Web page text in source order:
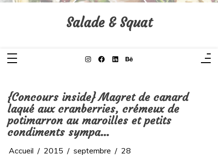
Aller
Salade & Squat
{Concours inside} Magret de canard
laqué aux cranberries, crémeux de
potimarron au maroilles et petits
condiments sympa…
Accueil 2015 septembre 28